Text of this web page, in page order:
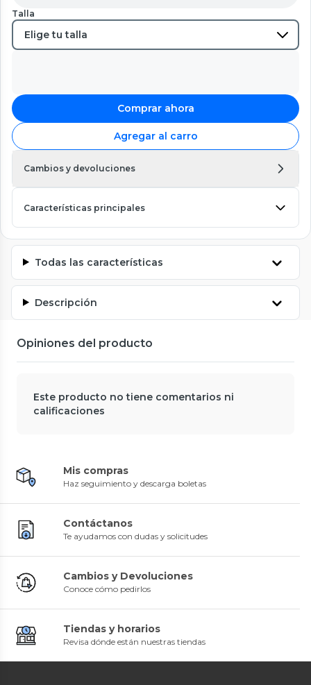
Talla
Comprar ahora
Agregar al carro
Cambios y devoluciones
Características principales
Todas las características
Descripción
Opiniones del producto
Este producto no tiene comentarios ni
calificaciones
Mis compras
Haz seguimiento y descarga boletas
Contáctanos
Te ayudamos con dudas y solicitudes
Cambios y Devoluciones
Conoce cómo pedirlos
Tiendas y horarios
Revisa dónde están nuestras tiendas